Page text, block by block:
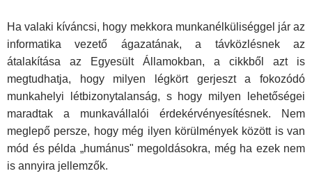
Ha valaki kíváncsi, hogy mekkora munkanélküliséggel jár az
informatika vezető ágazatának, a távközlésnek az
átalakítása az Egyesült Államokban, a cikkből azt is
megtudhatja, hogy milyen légkört gerjeszt a fokozódó
munkahelyi létbizonytalanság, s hogy milyen lehetőségei
maradtak a munkavállalói érdekérvényesítésnek. Nem
meglepő persze, hogy még ilyen körülmények között is van
mód és példa „humánus" megoldásokra, még ha ezek nem
is annyira jellemzők.